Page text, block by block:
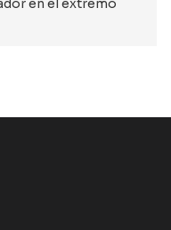
en el extremo